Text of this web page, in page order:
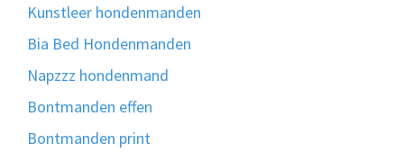
Kunstleer hondenmanden
Bia Bed Hondenmanden
Napzzz hondenmand
Bontmanden effen
Bontmanden print